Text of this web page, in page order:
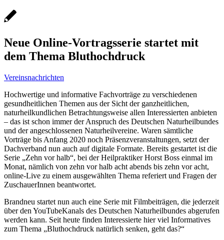
Neue Online-Vortragsserie startet mit
dem Thema Bluthochdruck
Vereinsnachrichten
Hochwertige und informative Fachvorträge zu verschiedenen
gesundheitlichen Themen aus der Sicht der ganzheitlichen,
naturheilkundlichen Betrachtungsweise allen Interessierten anbieten
– das ist schon immer der Anspruch des Deutschen Naturheilbundes
und der angeschlossenen Naturheilvereine. Waren sämtliche
Vorträge bis Anfang 2020 noch Präsenzveranstaltungen, setzt der
Dachverband nun auch auf digitale Formate. Bereits gestartet ist die
Serie „Zehn vor halb“, bei der Heilpraktiker Horst Boss einmal im
Monat, nämlich von zehn vor halb acht abends bis zehn vor acht,
online-Live zu einem ausgewählten Thema referiert und Fragen der
ZuschauerInnen beantwortet.
Brandneu startet nun auch eine Serie mit Filmbeiträgen, die jederzeit
über den YouTubeKanals des Deutschen Naturheilbundes abgerufen
werden kann. Seit heute finden Interessierte hier viel Informatives
zum Thema „Bluthochdruck natürlich senken, geht das?“